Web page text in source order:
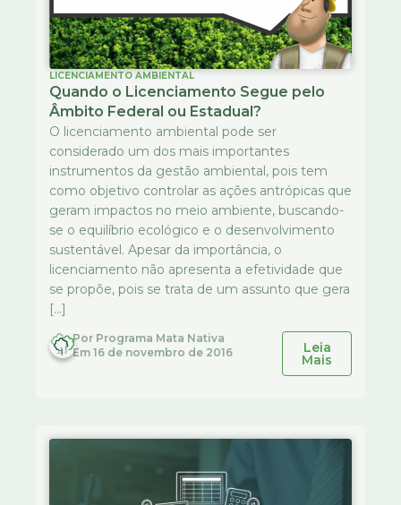
LICENCIAMENTO AMBIENTAL
Quando o Licenciamento Segue pelo
Âmbito Federal ou Estadual?
O licenciamento ambiental pode ser
considerado um dos mais importantes
instrumentos da gestão ambiental, pois tem
como objetivo controlar as ações antrópicas que
geram impactos no meio ambiente, buscando-
se o equilíbrio ecológico e o desenvolvimento
sustentável. Apesar da importância, o
licenciamento não apresenta a efetividade que
se propõe, pois se trata de um assunto que gera
[…]
Por Programa Mata Nativa
Em 16 de novembro de 2016 Leia
Mais